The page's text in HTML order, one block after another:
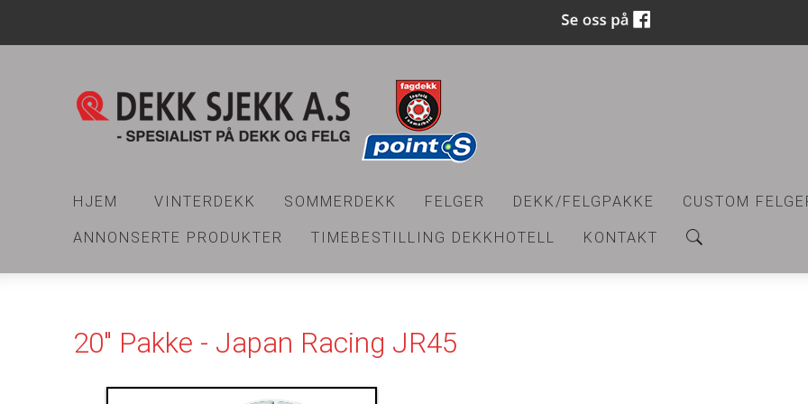
HJEM VINTERDEKK SOMMERDEKK FELGER DEKK/FELGPAKKE CUSTOM
ANNONSERTE PRODUKTER TIMEBESTILLING DEKKHOTELL KONTAKT
20" Pakke - Japan Racing JR45